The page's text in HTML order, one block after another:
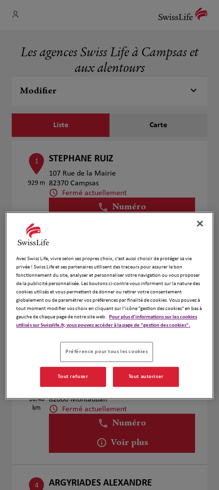
Les agences Swiss Life à Campsas et
aux alentours
Modifier
Liste Carte
1
929 m
STEPHANE RUIZ
107 Rue de la Mairie
82370 Campsas
Fermé actuellement
Numéro
2
13.49
km
Guylène BRUN
135 Boulevard Hubert Gouze
82000 Montauban
Fermé actuellement
Numéro
16.48
km
Romain PHILIPPE
945 Chemin de Saint Pierre
82000 Montauban
Fermé actuellement
Numéro
Voir plus
4 ARGYRIADES ALEXANDRE
Avec Swiss Life, vivre selon ses propres choix, c’est aussi choisir de protéger sa vie
privée ! Swiss Life et ses partenaires utilisent des traceurs pour assurer le bon
fonctionnement du site, analyser et personnaliser votre navigation ou vous proposer
de la publicité personnalisée. Les boutons ci-contre vous informent sur la nature des
cookies utilisés et vous permettent de donner ou retirer votre consentement
globalement ou de paramétrer vos préférences par finalité de cookies. Vous pouvez à
tout moment modifier vos choix en cliquant sur l’icône "gestion des cookies" en bas à
gauche de chaque page de notre site web. Pour plus d'informations sur les cookies
utilisés sur Swisslife.fr, vous pouvez accéder à la page de "gestion des cookies".
Préférence pour tous les cookies
Tout refuser Tout autoriser